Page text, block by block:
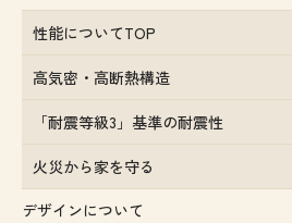
性能についてTOP
高気密・高断熱構造
「耐震等級3」基準の耐震性
火災から家を守る
デザインについて